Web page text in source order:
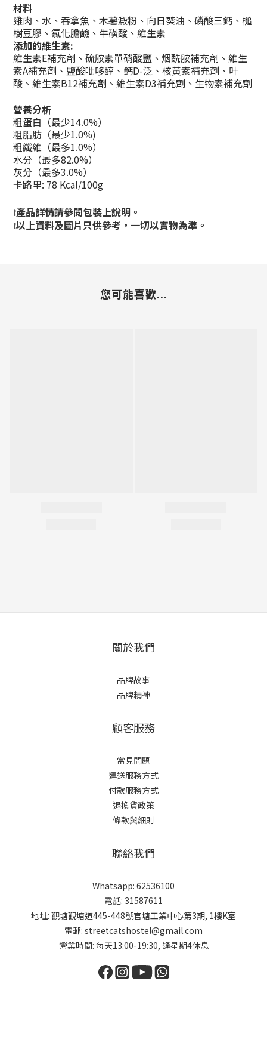
材料
雞肉、水、吞拿魚、木薯澱粉、向日葵油、磷酸三鈣、槌
樹豆膠、氯化膽鹼、牛磺酸、維生素
添加的維生素:
維生素E補充劑、硫胺素單硝酸鹽、烟酰胺補充劑、維生
素A補充劑、鹽酸吡哆醇、鈣D-泛、核黃素補充劑、叶
酸、維生素B12補充劑、維生素D3補充劑、生物素補充劑
營養分析
粗蛋白（最少14.0%）
粗脂肪（最少1.0%)
粗纖維（最多1.0%）
水分（最多82.0%）
灰分（最多3.0%）
卡路里: 78 Kcal/100g
❗產品詳情請參閱包裝上說明。
❗以上資料及圖片只供參考，一切以實物為準。
您可能喜歡...
關於我們
品牌故事
品牌精神
顧客服務
常見問題
運送服務方式
付款服務方式
退換貨政策
條款與細則
聯絡我們
Whatsapp: 62536100
電話: 31587611
地址: 觀塘觀塘道445-448號官塘工業中心第3期, 1樓K室
電郵: streetcatshostel@gmail.com
營業時間: 每天13:00-19:30, 逢星期4休息